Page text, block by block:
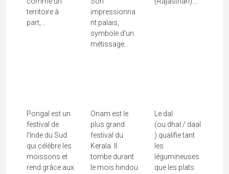
territoire à
part,...
impressionna
nt palais,
symbole d'un
métissage...
Pongal est un
festival de
l'Inde du Sud
qui célèbre les
moissons et
rend grâce aux
Onam est le
plus grand
festival du
Kerala. Il
tombe durant
le mois hindou
Le dal
(ou dhal / daal
) qualifie tant
les
légumineuses
que les plats